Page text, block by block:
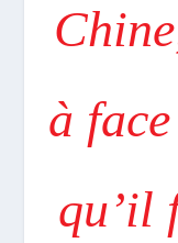
à
qu’il